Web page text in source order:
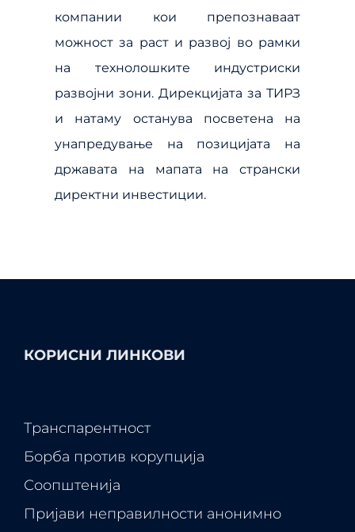
компании кои препознаваат
можност за раст и развој во рамки
на технолошките индустриски
развојни зони. Дирекцијата за ТИРЗ
и натаму останува посветена на
унапредување на позицијата на
државата на мапата на странски
директни инвестиции.
КОРИСНИ ЛИНКОВИ
Транспарентност
Борба против корупција
Соопштенија
Пријави неправилности анонимно